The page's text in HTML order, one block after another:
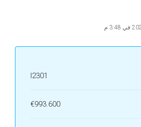
I2301
€993.600